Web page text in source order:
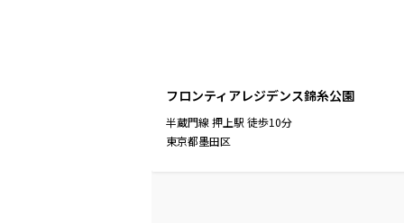
フロンティアレジデンス錦糸公園
半蔵門線 押上駅 徒歩10分
東京都墨田区